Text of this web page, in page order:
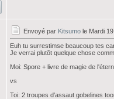
Envoyé par Kitsumo le Mardi
Euh tu surrestimse beaucoup tes
Je verrai plutôt quelque chose
Moi: Spore + livre de magie de
vs
Toi: 2 troupes d'assaut gobelines